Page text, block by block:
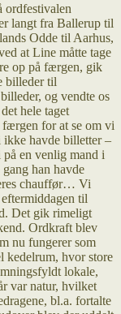
ordfestivalen
langt fra Ballerup til
Odde til Aarhus,
at Line måtte tage
op på færgen, gik
billeder til
og vendte os
hele taget
for at se om vi
havde billetter –
en venlig mand i
han havde
chauffør… Vi
til
Det gik rimeligt
Ordkraft blev
nu fungerer som
kedelrum, hvor store
lokale,
var natur, hvilket
bl.a. fortalte